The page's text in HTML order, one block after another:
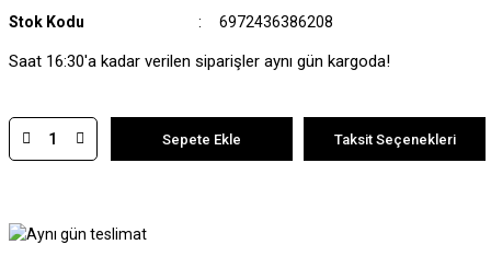
Stok Kodu 6972436386208
Saat 16:30'a kadar verilen siparişler aynı gün kargoda!
Sepete Ekle Taksit Seçenekleri